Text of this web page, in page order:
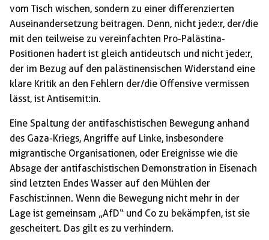
vom Tisch wischen, sondern zu einer differenzierten
Auseinandersetzung beitragen. Denn, nicht jede:r, der/die
mit den teilweise zu vereinfachten Pro-Palästina-
Positionen hadert ist gleich antideutsch und nicht jede:r,
der im Bezug auf den palästinensischen Widerstand eine
klare Kritik an den Fehlern der/die Offensive vermissen
lässt, ist Antisemit:in.
Eine Spaltung der antifaschistischen Bewegung anhand
des Gaza-Kriegs, Angriffe auf Linke, insbesondere
migrantische Organisationen, oder Ereignisse wie die
Absage der antifaschistischen Demonstration in Eisenach
sind letzten Endes Wasser auf den Mühlen der
Faschist:innen. Wenn die Bewegung nicht mehr in der
Lage ist gemeinsam „AfD“ und Co zu bekämpfen, ist sie
gescheitert. Das gilt es zu verhindern.